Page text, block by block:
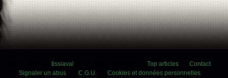
tissiaval Top articles
Contact
Signaler un abus
C.G.U.
Cookies et données personnelles